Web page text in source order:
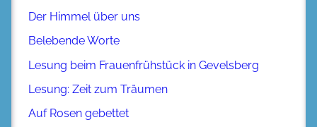
Der Himmel über uns
Belebende Worte
Lesung beim Frauenfrühstück in Gevelsberg
Lesung: Zeit zum Träumen
Auf Rosen gebettet